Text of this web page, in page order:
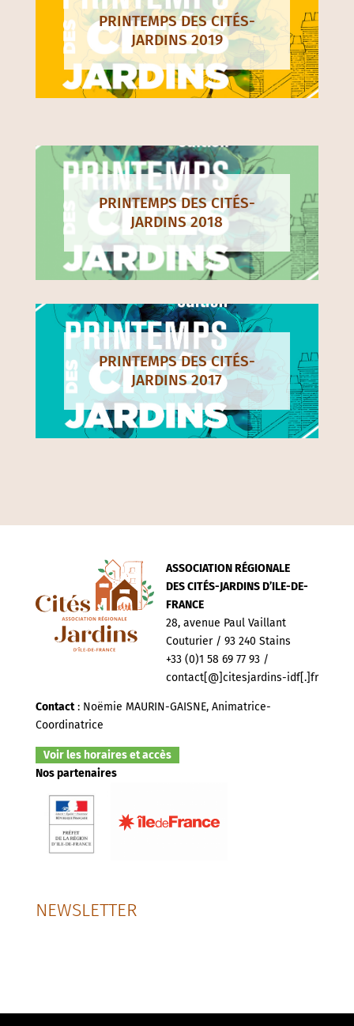
PRINTEMPS DES CITÉS-
JARDINS 2019
PRINTEMPS DES CITÉS-
JARDINS 2018
PRINTEMPS DES CITÉS-
JARDINS 2017
ASSOCIATION RÉGIONALE
DES CITÉS-JARDINS D’ILE-DE-
FRANCE
28, avenue Paul Vaillant
Couturier / 93 240 Stains
+33 (0)1 58 69 77 93 /
contact[@]citesjardins-idf[.]fr
Contact: Noëmie MAURIN-GAISNE, Animatrice-
Coordinatrice
Voir les horaires et accès
Nos partenaires
NEWSLETTER